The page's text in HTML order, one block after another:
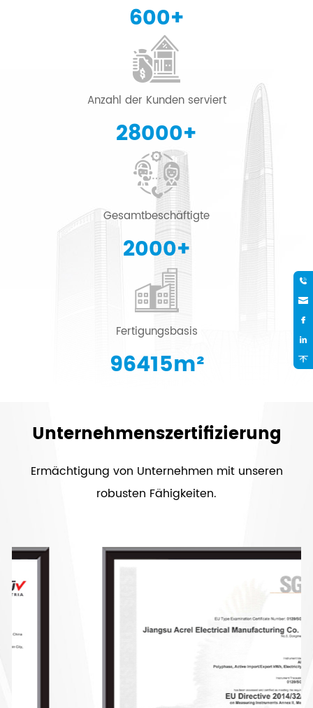
600+
Anzahl der Kunden serviert
28000+
Gesamtbeschäftigte
2000+
Fertigungsbasis
96415m²
Unternehmenszertifizierung
Ermächtigung von Unternehmen mit unseren
robusten Fähigkeiten.